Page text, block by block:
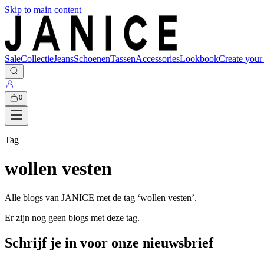
Skip to main content
SaleCollectieJeansSchoenenTassenAccessoriesLookbookCreate
0
Tag
wollen vesten
Alle blogs van JANICE met de tag ‘wollen vesten’.
Er zijn nog geen blogs met deze tag.
Schrijf je in voor onze nieuwsbrief